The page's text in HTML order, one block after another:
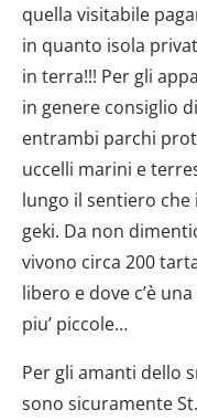
quella visitabile
in quanto isola
in terra!!! Per gli
in genere consiglio
entrambi parchi
uccelli marini e
lungo il sentiero
geki. Da non
vivono circa 200
libero e dove c’è
piu’ piccole…
Per gli amanti dello
sono sicuramente